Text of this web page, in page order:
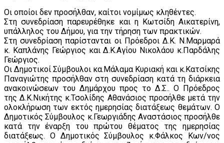
Οι οποίοι δεν προσήλθαν, καίτοι νομίμως κληθέντες.
Στη συνεδρίαση παρευρέθηκε και η Κωτσίδη Αικατερίνη,
υπάλληλος του Δήμου, για την τήρηση των πρακτικών.
Στη συνεδρίαση παρίστανται οι Πρόεδροι Δ.Κ. Ν.Μαρμαρά
κ. Καπλάνης Γεώργιος και Δ.Κ.Αγίου Νικολάου κ.Παρδάλης
Γεώργιος.
Οι Δημοτικοί Σύμβουλοι κα.Μάλαμα Κυριακή και κ.Κατσίκης
Παναγιώτης προσήλθαν στη συνεδρίαση κατά τη διάρκεια
ανακοινώσεων του Δημάρχου προς το Δ.Σ.. Ο Πρόεδρος
της Δ.Κ.Νικήτης κ.Τσολίδης Αθανάσιος προσήλθε μετά την
ολοκλήρωση των εκτός ημερησίας διατάξεως θεμάτων. Ο
Δημοτικός Σύμβουλος κ.Γεωργιάδης Αναστάσιος προσήλθε
κατά την έναρξη του πρώτου θέματος της ημερησίας
διατάξεως. Ο Δημοτικός Σύμβουλος κ.Φάλκος Κων/νος